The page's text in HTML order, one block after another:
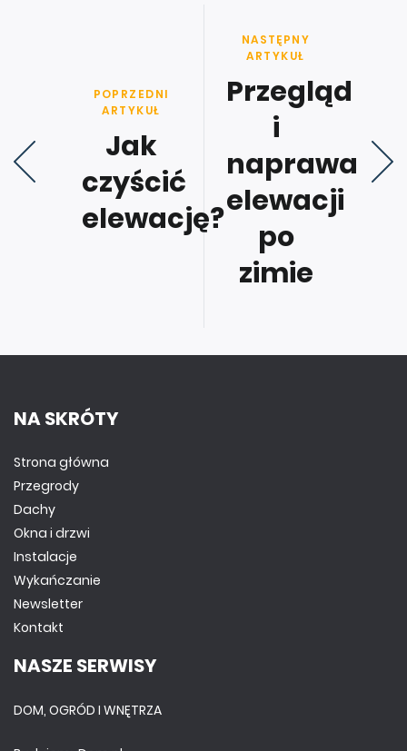
POPRZEDNI
ARTYKUŁ
Jak
czyścić
elewację?
NASTĘPNY
ARTYKUŁ
Przegląd
i
naprawa
elewacji
po
zimie
NA SKRÓTY
Strona główna
Przegrody
Dachy
Okna i drzwi
Instalacje
Wykańczanie
Newsletter
Kontakt
NASZE SERWISY
DOM, OGRÓD I WNĘTRZA